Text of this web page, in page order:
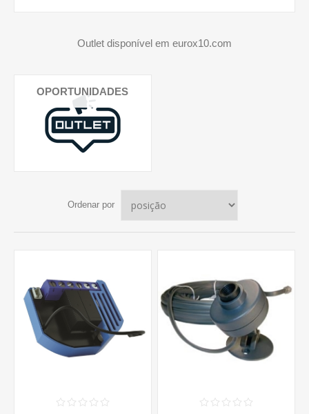
Outlet disponível em eurox10.com
OPORTUNIDADES
Ordenar por